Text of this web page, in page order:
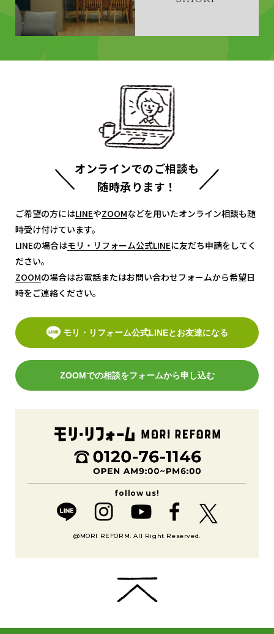
オンラインでのご相談も
随時承ります！
ご希望の方にはLINE
LINEやZOOM
ZOOMなどを用いたオンライン相談も随
時受け付けています。
LINEの場合はモリ・リフォーム公式LINE
モリ・リフォーム公式LINEに友だち申請をしてく
ださい。
ZOOM
ZOOMの場合はお電話またはお問い合わせフォームから希望日
時をご連絡ください。
モリ・リフォーム公式LINEとお友達になる
ZOOMでの相談をフォームから申し込む
@MORI REFORM. All Right Reserved.